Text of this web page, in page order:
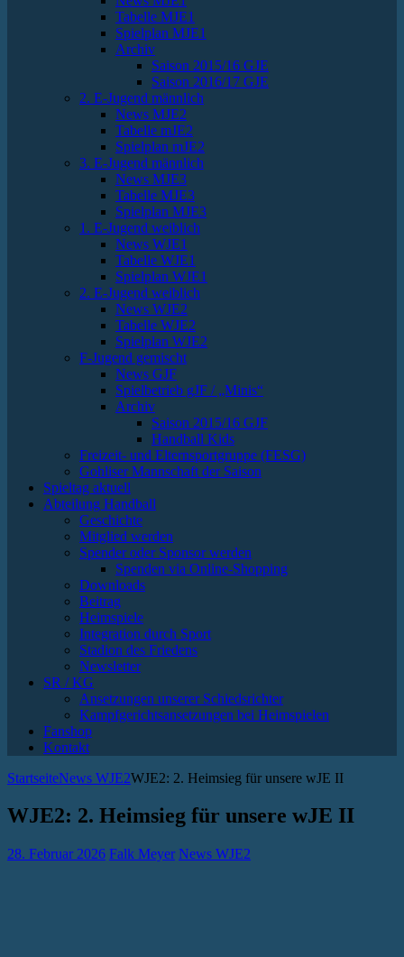
Tabelle MJE1
Spielplan MJE1
Archiv
Saison 2015/16 GJE
Saison 2016/17 GJE
2. E-Jugend männlich
News MJE2
Tabelle mJE2
Spielplan mJE2
3. E-Jugend männlich
News MJE3
Tabelle MJE3
Spielplan MJE3
1. E-Jugend weiblich
News WJE1
Tabelle WJE1
Spielplan WJE1
2. E-Jugend weiblich
News WJE2
Tabelle WJE2
Spielplan WJE2
F-Jugend gemischt
News GJF
Spielbetrieb gJF / „Minis“
Archiv
Saison 2015/16 GJF
Handball Kids
Freizeit- und Elternsportgruppe (FESG)
Gohliser Mannschaft der Saison
Spieltag aktuell
Abteilung Handball
Geschichte
Mitglied werden
Spender oder Sponsor werden
Spenden via Online-Shopping
Downloads
Beitrag
Heimspiele
Integration durch Sport
Stadion des Friedens
Newsletter
SR / KG
Ansetzungen unserer Schiedsrichter
Kampfgerichtsansetzungen bei Heimspielen
Fanshop
Kontakt
StartseiteNews WJE2WJE2: 2. Heimsieg für unsere wJE II
WJE2: 2. Heimsieg für unsere wJE II
28. Februar 2026 Falk Meyer News WJE2